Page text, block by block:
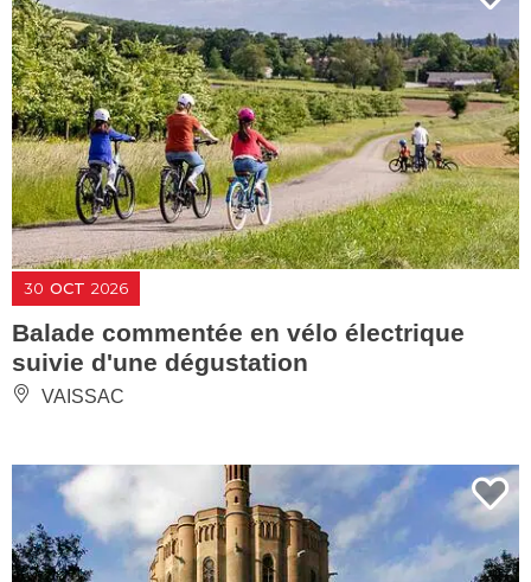
30 OCT 2026
Balade commentée en vélo électrique
suivie d'une dégustation
VAISSAC